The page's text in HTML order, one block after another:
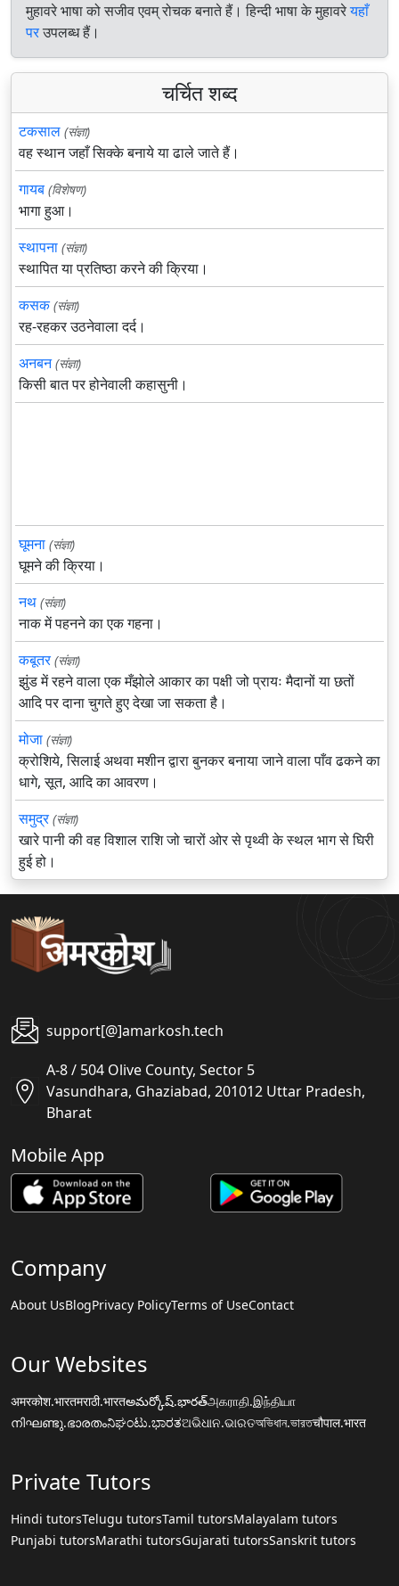
मुहावरे भाषा को सजीव एवम् रोचक बनाते हैं। हिन्दी भाषा के मुहावरेयहाँ
परउपलब्ध हैं।
चर्चित शब्द
टकसाल (संज्ञा)
वह स्थान जहाँ सिक्के बनाये या ढाले जाते हैं।
गायब (विशेषण)
भागा हुआ।
स्थापना (संज्ञा)
स्थापित या प्रतिष्ठा करने की क्रिया।
कसक (संज्ञा)
रह-रहकर उठनेवाला दर्द।
अनबन (संज्ञा)
किसी बात पर होनेवाली कहासुनी।
घूमना (संज्ञा)
घूमने की क्रिया।
नथ (संज्ञा)
नाक में पहनने का एक गहना।
कबूतर (संज्ञा)
झुंड में रहने वाला एक मँझोले आकार का पक्षी जो प्रायः मैदानों या छतों
आदि पर दाना चुगते हुए देखा जा सकता है।
मोजा (संज्ञा)
क्रोशिये, सिलाई अथवा मशीन द्वारा बुनकर बनाया जाने वाला पाँव ढकने का
धागे, सूत, आदि का आवरण।
समुद्र (संज्ञा)
खारे पानी की वह विशाल राशि जो चारों ओर से पृथ्वी के स्थल भाग से घिरी
हुई हो।
support[@]amarkosh.tech
A-8 / 504 Olive County, Sector 5
Vasundhara, Ghaziabad, 201012 Uttar Pradesh,
Bharat
Mobile App
Company
About UsBlogPrivacy PolicyTerms of UseContact
Our Websites
अमरकोश.भारतमराठी.भारतఅమర్కోష్.భారత్அகராதி.இந்தியா
നിഘണ്ടു.ഭാരതംನಿಘಂಟು.ಭಾರತଅଭିଧାନ.ଭାରତঅভিধান.ভারতचौपाल.भारत
Private Tutors
Hindi tutorsTelugu tutorsTamil tutorsMalayalam tutors
Punjabi tutorsMarathi tutorsGujarati tutorsSanskrit tutors